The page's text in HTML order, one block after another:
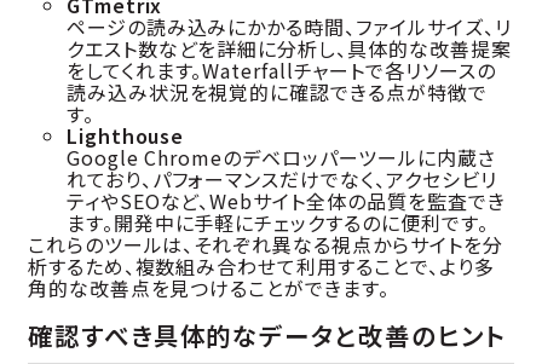
ページの読み込みにかかる時間、ファイルサイズ、リ
クエスト数などを詳細に分析し、具体的な改善提案
をしてくれます。Waterfallチャートで各リソースの
読み込み状況を視覚的に確認できる点が特徴で
す。
Lighthouse
Google Chromeのデベロッパーツールに内蔵さ
れており、パフォーマンスだけでなく、アクセシビリ
ティやSEOなど、Webサイト全体の品質を監査でき
ます。開発中に手軽にチェックするのに便利です。
これらのツールは、それぞれ異なる視点からサイトを分
析するため、複数組み合わせて利用することで、より多
角的な改善点を見つけることができます。
確認すべき具体的なデータと改善のヒント